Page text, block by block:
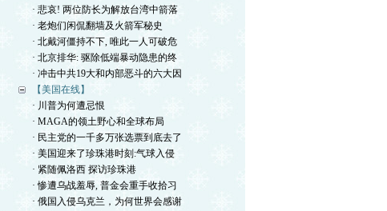
· 悲哀! 两位防长为解放台湾中箭落
· 老炮们闲侃翻墙及火箭军秘史
· 北戴河僵持不下, 唯此一人可破危
· 北京排华: 驱除低端暴动隐患的终
· 冲击中共19大和内部恶斗的六大因
【美国在线】
· 川普为何遭忌恨
· MAGA的领土野心和全球布局
· 民主党的一千多万张选票到底去了
· 美国迎来了珍珠港时刻:气球入侵
· 紧随佩洛西 探访珍珠港
· 惨遭乌战羞辱, 普金会重手收拾习
· 俄国入侵乌克兰，为何世界会感谢